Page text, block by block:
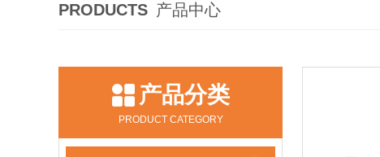
PRODUCTS 产品中心
产品分类
PRODUCT CATEGORY